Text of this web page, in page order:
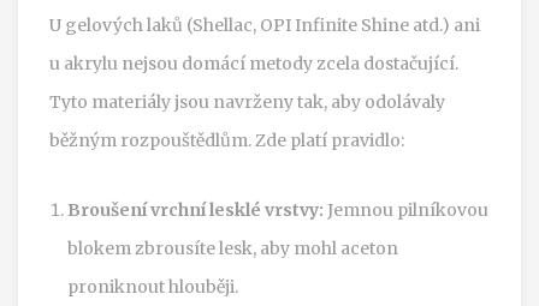
U gelových laků (Shellac, OPI Infinite Shine atd.) ani
u akrylu nejsou domácí metody zcela dostačující.
Tyto materiály jsou navrženy tak, aby odolávaly
běžným rozpouštědlům. Zde platí pravidlo:
Broušení vrchní lesklé vrstvy: Jemnou pilníkovou
blokem zbrousíte lesk, aby mohl aceton
proniknout hlouběji.